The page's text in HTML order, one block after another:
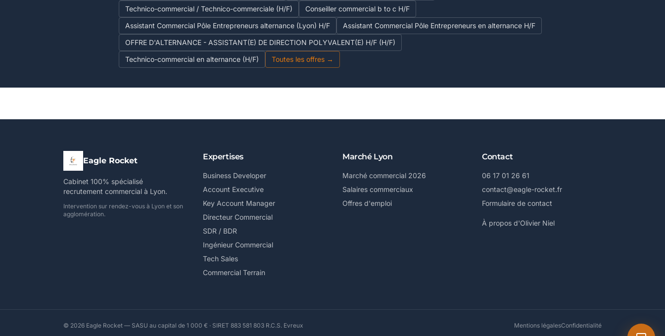
Technico-commercial / Technico-commerciale (H/F)
Conseiller commercial b to c H/F
Assistant Commercial Pôle Entrepreneurs alternance (Lyon) H/F
Assistant Commercial Pôle Entrepreneurs en alternance H/F
OFFRE D'ALTERNANCE - ASSISTANT(E) DE DIRECTION POLYVALENT(E) H/F (H/F)
Technico-commercial en alternance (H/F)
Toutes les offres →
Eagle Rocket
Cabinet 100% spécialisé
recrutement commercial à Lyon.
Intervention sur rendez-vous à Lyon et son
agglomération.
Expertises
Business Developer
Account Executive
Key Account Manager
Directeur Commercial
SDR / BDR
Ingénieur Commercial
Tech Sales
Commercial Terrain
Marché Lyon
Marché commercial 2026
Salaires commerciaux
Offres d'emploi
Contact
06 17 01 26 61
contact@eagle-rocket.fr
Formulaire de contact
À propos d'Olivier Niel
© 2026 Eagle Rocket — SASU au capital de 1 000 € · SIRET 883 581 803 R.C.S. Evreux Mentions légalesConfidentialité